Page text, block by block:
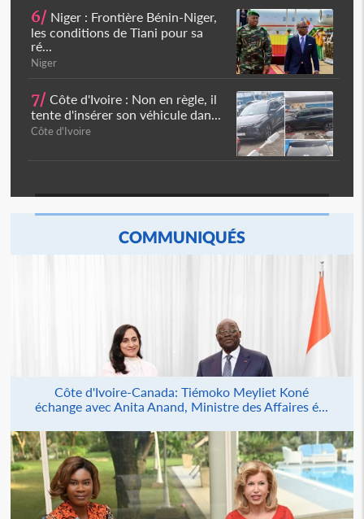
6/ Niger : Frontière Bénin-Niger,
les conditions de Tiani pour sa
ré...
Niger
7/ Côte d'Ivoire : Non en règle, il
tente d'insérer son véhicule dan...
Côte d'Ivoire
COMMUNIQUÉS
Côte d'Ivoire-Canada: Tiémoko Meyliet Koné
échange avec Anita Anand, Ministre des Affaires é...